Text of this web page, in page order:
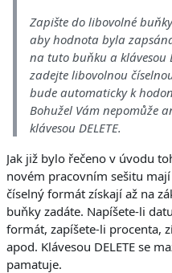
Zapište do libovolné
aby hodnota byla
na tuto buňku a klávesou
zadejte libovolnou
bude automaticky k
Bohužel Vám nepomůže
klávesou DELETE.
Jak již bylo řečeno v úvodu
novém pracovním sešitu
číselný formát získají až na
buňky zadáte. Napíšete-li
formát, zapíšete-li procenta,
apod. Klávesou DELETE se
pamatuje.